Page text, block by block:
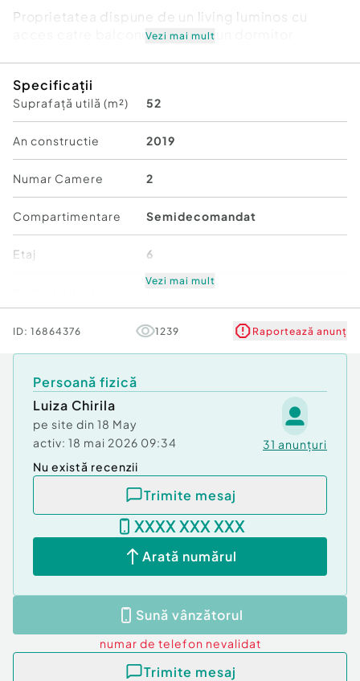
Proprietatea dispune de un living luminos cu
acces catre balconul deschis, un dormitor
de calitate si dotarile practice care raspund
perfect nevoilor de zi cu zi.
Accesul catre metrou este facil, ceea ce asigura o
conexiune rapida cu principalele puncte de
interes ale Capitalei.
Conditii: se accepta animale de companie.
Acest apartament reprezinta o alegere excelenta
pentru cei care isi doresc o locuinta moderna,
intr-o zona premium, bine conectata la oras. ...
Număr Băi:
Comision cumpărător:3%
Vezi mai mult
Specificații
Suprafață utilă (m²) 52
An constructie 2019
Numar Camere 2
Compartimentare Semidecomandat
Etaj 6
Stare Bună
Vezi mai mult
ID: 16864376 1239 Raportează anunț
Persoană fizică
Luiza Chirila
pe site din 18 May
activ: 18 mai 2026 09:34 31 anunțuri
Nu există recenzii
Trimite mesaj
XXXX XXX XXX
Arată numărul
Sună vânzătorul
numar de telefon nevalidat
Trimite mesaj